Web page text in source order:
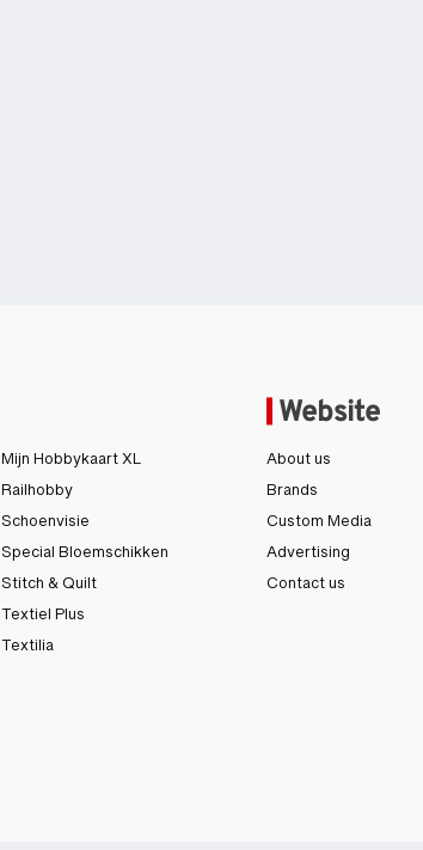
Mijn Hobbykaart XL
Railhobby
Schoenvisie
Special Bloemschikken
Stitch & Quilt
Textiel Plus
Textilia
Website
About us
Brands
Custom Media
Advertising
Contact us